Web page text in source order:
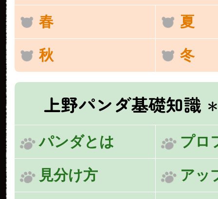
春 夏
秋 冬
上野パンダ基礎知識
パンダとは プロ
見分け方 アッ